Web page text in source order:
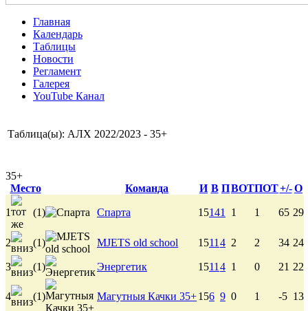
Главная
Календарь
Таблицы
Новости
Регламент
Галерея
YouTube Канал
Таблица(ы): АЛХ 2022/2023 - 35+
35+
Место
Команда И В ПВОТПОТ+/- О
1 (1) Спарта 15141 1 1 65 29
2 (1) MJETS old school 1511 4 2 2 34 24
3 (1) Энергетик 1511 4 1 0 21 22
4 (1) Магутныя Качки 35+156 9 0 1 -5 13